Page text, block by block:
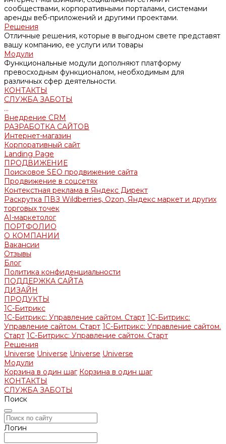
сообществами, корпоративными порталами, системами
аренды веб-приложений и другими проектами.
Решения
Отличные решения, которые в выгодном свете представят
вашу компанию, ее услуги или товары
Модули
Функциональные модули дополняют платформу
превосходным функционалом, необходимым для
различных сфер деятельности.
КОНТАКТЫ
СЛУЖБА ЗАБОТЫ
...
Внедрение CRM
РАЗРАБОТКА САЙТОВ
Интернет-магазин
Корпоративный сайт
Landing Page
ПРОДВИЖЕНИЕ
Поисковое SEO продвижение сайта
Продвижение в соцсетях
Контекстная реклама в Яндекс Директ
Раскрутка ПВЗ Wildberries, Ozon, Яндекс маркет и других
торговых точек
AI-маркетолог
ПОРТФОЛИО
О КОМПАНИИ
Вакансии
Отзывы
Блог
Политика конфиденциальности
ПОДДЕРЖКА САЙТА
ДИЗАЙН
ПРОДУКТЫ
1С-Битрикс
1С-Битрикс: Управление сайтом. Старт 1С-Битрикс:
Управление сайтом. Старт 1С-Битрикс: Управление сайтом.
Старт 1С-Битрикс: Управление сайтом. Старт
Решения
Universe Universe Universe Universe
Модули
Корзина в один шаг Корзина в один шаг
КОНТАКТЫ
СЛУЖБА ЗАБОТЫ
Поиск
Логин